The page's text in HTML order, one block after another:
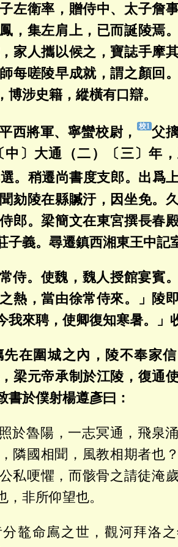
左衛率，贈侍中、太子詹事
，集左肩上，已而誕陵焉
家人攜以候之，寶誌手摩
每嗟陵早成就，謂之顏回
涉史籍，縱橫有口辯。
西將軍、寧蠻校尉，
父
〕大通（二）〔三〕年
。稍遷尚書度支郎。出爲
劾陵在縣贓汙，因坐免。
郎。梁簡文在東宮撰長春
義。尋遷鎮西湘東王中記
侍。使魏，魏人授館宴賓
熱，當由徐常侍來。」陵
來聘，使卿復知寒暑。」
在圍城之內，陵不奉家
梁元帝承制於江陵，復通
書於僕射楊遵彥曰：
於魯陽，一志冥通，飛泉
隣國相聞，風教相期者也
私哽懼，而骸骨之請徒淹
非所仰望也。
鼇命鳸之世，觀河拜洛